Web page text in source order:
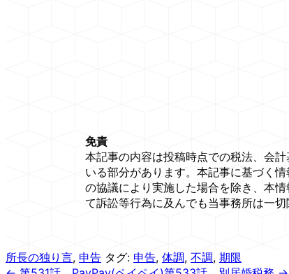
免責
本記事の内容は投稿時点での税法、会
いる部分があります。本記事に基づく
の協議により実施した場合を除き、本
て訴訟等行為に及んでも当事務所は一
所長の独り言, 申告 タグ: 申告, 体調, 不調, 期限